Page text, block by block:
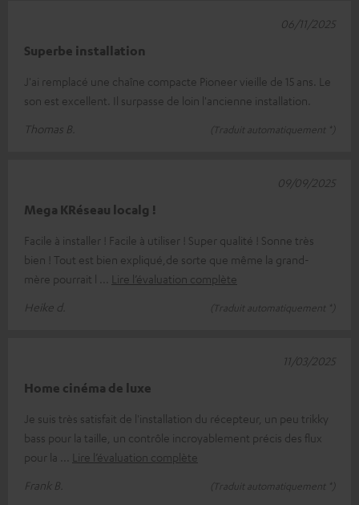
Superbe installation
J'ai remplacé une chaîne compacte Pioneer vieille de 15 ans. Le
son est excellent. Il surpasse de loin l'ancienne installation.
Thomas B.
(Traduit automatiquement *)
06/11/2025
Mega KRéseau localg !
Facile à installer ! Facile à utiliser ! Super qualité ! Sonne très
bien ! Tout est bien expliqué,de sorte que même la grand-
mère pourrait l
Lire l’évaluation complète
Heike d.
(Traduit automatiquement *)
09/09/2025
Home cinéma de luxe
Je suis très satisfait de l'installation du récepteur, un peu trikky
bass pour la taille, un contrôle incroyablement précis des flux
pour la
Lire l’évaluation complète
Frank B.
(Traduit automatiquement *)
11/03/2025